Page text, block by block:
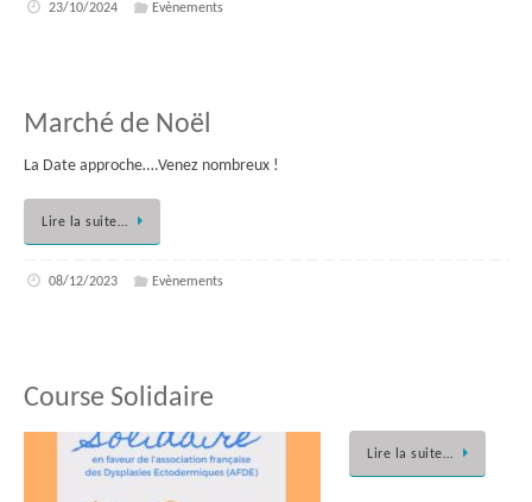
23/10/2024 Evènements
Marché de Noël
La Date approche….Venez nombreux !
Lire la suite…
08/12/2023 Evènements
Course Solidaire
Lire la suite…